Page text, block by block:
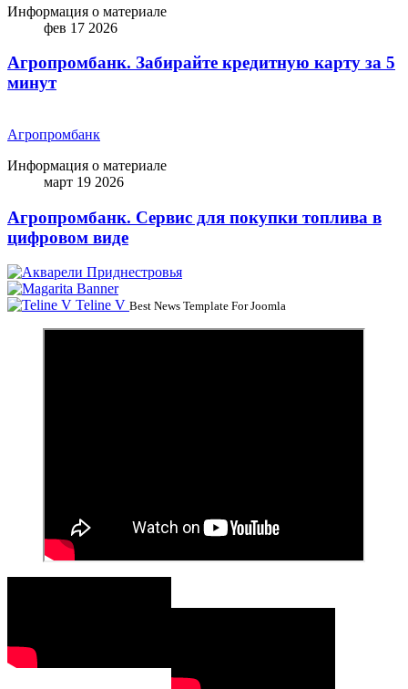
Информация о материале
фев 17 2026
Агропромбанк. Забирайте кредитную карту за 5
минут
Агропромбанк
Информация о материале
март 19 2026
Агропромбанк. Сервис для покупки топлива в
цифровом виде
Teline V Best News Template For Joomla